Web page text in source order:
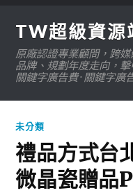
TW超級資源
原廠認證專業顧問，跨
品牌、規劃年度走向，擊
關鍵字廣告費 · 關鍵字廣
未分類
禮品方式台
微晶瓷贈品